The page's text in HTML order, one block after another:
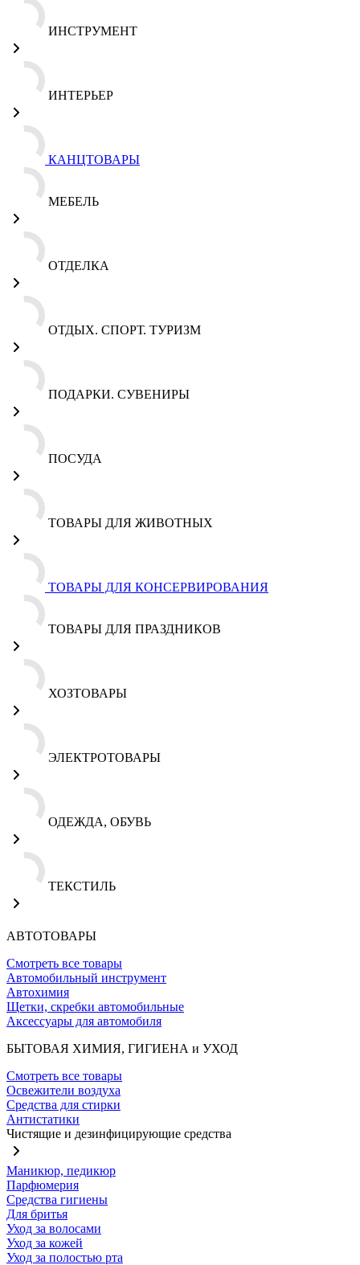
ИНСТРУМЕНТ
ИНТЕРЬЕР
КАНЦТОВАРЫ
МЕБЕЛЬ
ОТДЕЛКА
ОТДЫХ. СПОРТ. ТУРИЗМ
ПОДАРКИ. СУВЕНИРЫ
ПОСУДА
ТОВАРЫ ДЛЯ ЖИВОТНЫХ
ТОВАРЫ ДЛЯ КОНСЕРВИРОВАНИЯ
ТОВАРЫ ДЛЯ ПРАЗДНИКОВ
ХОЗТОВАРЫ
ЭЛЕКТРОТОВАРЫ
ОДЕЖДА, ОБУВЬ
ТЕКСТИЛЬ
АВТОТОВАРЫ
Смотреть все товары
Автомобильный инструмент
Автохимия
Щетки, скребки автомобильные
Аксессуары для автомобиля
БЫТОВАЯ ХИМИЯ, ГИГИЕНА и УХОД
Смотреть все товары
Освежители воздуха
Средства для стирки
Антистатики
Чистящие и дезинфицирующие средства
Маникюр, педикюр
Парфюмерия
Средства гигиены
Для бритья
Уход за волосами
Уход за кожей
Уход за полостью рта